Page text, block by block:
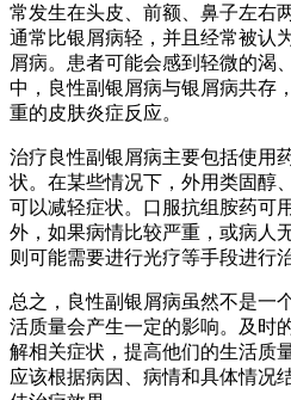
常发生在头皮、前额、鼻子左右
通常比银屑病轻，并且经常被认
屑病。患者可能会感到轻微的渴
中，良性副银屑病与银屑病共存
重的皮肤炎症反应。
治疗良性副银屑病主要包括使用
状。在某些情况下，外用类固醇
可以减轻症状。口服抗组胺药可
外，如果病情比较严重，或病人
则可能需要进行光疗等手段进行治
总之，良性副银屑病虽然不是一
活质量会产生一定的影响。及时
解相关症状，提高他们的生活质
应该根据病因、病情和具体情况